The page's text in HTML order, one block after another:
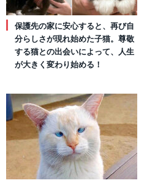
保護先の家に安心すると、再び自
分らしさが現れ始めた子猫。尊敬
する猫との出会いによって、人生
が大きく変わり始める！